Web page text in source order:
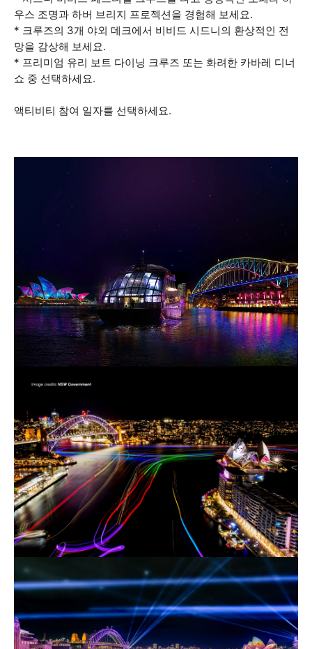
우스 조명과 하버 브리지 프로젝션을 경험해 보세요.
* 크루즈의 3개 야외 데크에서 비비드 시드니의 환상적인 전
망을 감상해 보세요.
* 프리미엄 유리 보트 다이닝 크루즈 또는 화려한 카바레 디너
쇼 중 선택하세요.
액티비티 참여 일자를 선택하세요.